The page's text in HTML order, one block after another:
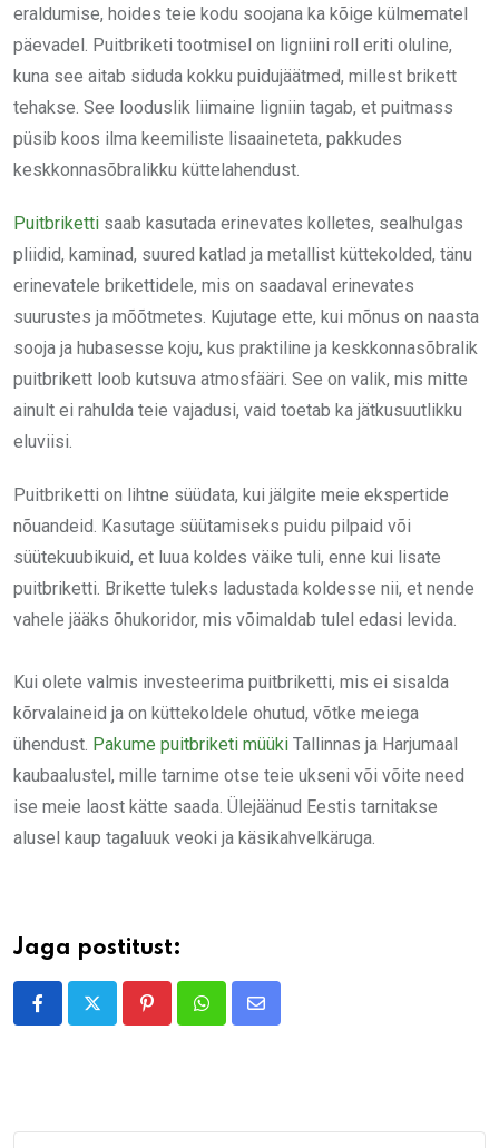
eraldumise, hoides teie kodu soojana ka kõige külmematel
päevadel. Puitbriketi tootmisel on ligniini roll eriti oluline,
kuna see aitab siduda kokku puidujäätmed, millest brikett
tehakse. See looduslik liimaine ligniin tagab, et puitmass
püsib koos ilma keemiliste lisaaineteta, pakkudes
keskkonnasõbralikku küttelahendust.
Puitbriketti saab kasutada erinevates kolletes, sealhulgas
pliidid, kaminad, suured katlad ja metallist küttekolded, tänu
erinevatele brikettidele, mis on saadaval erinevates
suurustes ja mõõtmetes. Kujutage ette, kui mõnus on naasta
sooja ja hubasesse koju, kus praktiline ja keskkonnasõbralik
puitbrikett loob kutsuva atmosfääri. See on valik, mis mitte
ainult ei rahulda teie vajadusi, vaid toetab ka jätkusuutlikku
eluviisi.
Puitbriketti on lihtne süüdata, kui jälgite meie ekspertide
nõuandeid. Kasutage süütamiseks puidu pilpaid või
süütekuubikuid, et luua koldes väike tuli, enne kui lisate
puitbriketti. Brikette tuleks ladustada koldesse nii, et nende
vahele jääks õhukoridor, mis võimaldab tulel edasi levida.
Kui olete valmis investeerima puitbriketti, mis ei sisalda
kõrvalaineid ja on küttekoldele ohutud, võtke meiega
ühendust. Pakume puitbriketi müüki Tallinnas ja Harjumaal
kaubaalustel, mille tarnime otse teie ukseni või võite need
ise meie laost kätte saada. Ülejäänud Eestis tarnitakse
alusel kaup tagaluuk veoki ja käsikahvelkäruga.
Jaga postitust:
PinterestWhatsappShare